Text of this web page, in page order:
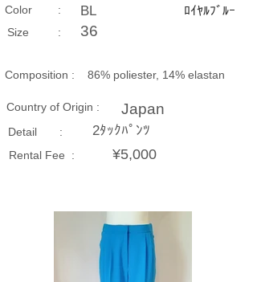
​Color : BL ﾛｲﾔﾙﾌﾞﾙｰ
Size​ : 36
Composition​ : 86% poliester, 14% elastan
Country of Origin : Japan
Detail : 2ﾀｯｸﾊﾟﾝﾂ
Rental Fee : ¥5,000